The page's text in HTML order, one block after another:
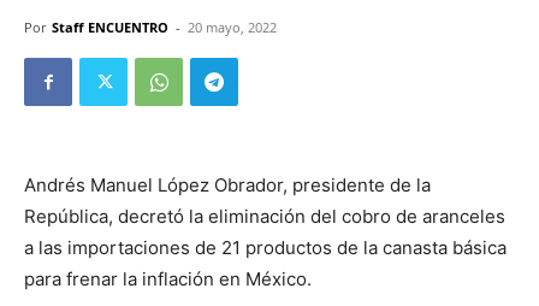
Por Staff ENCUENTRO - 20 mayo, 2022
Andrés Manuel López Obrador, presidente de la
República, decretó la eliminación del cobro de aranceles
a las importaciones de 21 productos de la canasta básica
para frenar la inflación en México.